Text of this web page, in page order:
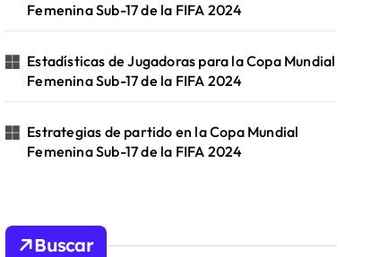
Femenina Sub-17 de la FIFA 2024
Estadísticas de Jugadoras para la Copa Mundial
Femenina Sub-17 de la FIFA 2024
Estrategias de partido en la Copa Mundial
Femenina Sub-17 de la FIFA 2024
Buscar